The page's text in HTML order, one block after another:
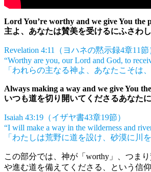
Lord You’re worthy and we give You the
主よ、あなたは賛美を受けるにふさわ
Revelation 4:11（ヨハネの黙示録4章11節
“Worthy are you, our Lord and God, to
「われらの主なる神よ、あなたこそは
Always making a way and we give You
いつも道を切り開いてくださるあなた
Isaiah 43:19（イザヤ書43章19節）
“I will make a way in the wilderness and
「わたしは荒野に道を設け、砂漠に川
この部分では、神が「worthy」、つま
や進む道を備えてくださる、という信仰